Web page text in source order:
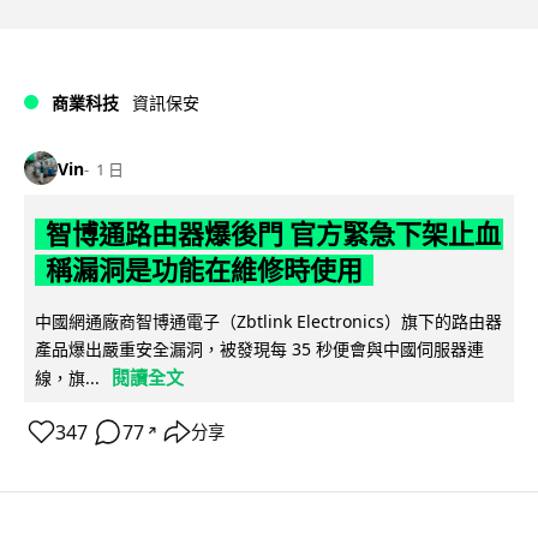
商業科技 資訊保安
Vin 1 日
智博通路由器爆後門 官方緊急下架止血
稱漏洞是功能在維修時使用
中國網通廠商智博通電子（Zbtlink Electronics）旗下的路由器
產品爆出嚴重安全漏洞，被發現每 35 秒便會與中國伺服器連
線，旗...
閱讀全文
347 77 ↗ 分享